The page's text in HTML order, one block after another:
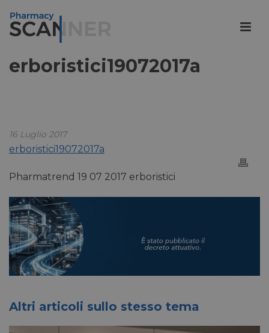
erboristici19072017a
16 Luglio 2017
erboristici19072017a
Pharmatrend 19 07 2017 erboristici
Altri articoli sullo stesso tema